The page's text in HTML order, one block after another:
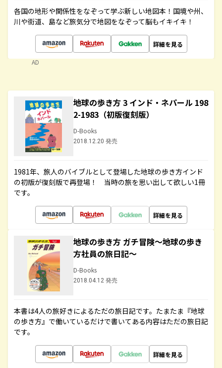
各国の地形や関係性をなぞって学ぶ新しい地図本！国境や州、
川や街道、島など旅気分で地図をなぞって脳もイキイキ！
詳細を見る
AD
地球の歩き方 3 インド・ネパール 198
2-1983（初版復刻版）
D-Books
2018.12.20 発売
1981年、旅人のバイブルとして登場した地球の歩き方インド
の初版が復刻版で再登場！ 当時の旅を思い出して欲しい1冊
です。
詳細を見る
地球の歩き方 ガチ冒険～地球の歩き
方社員の旅日記～
D-Books
2018.04.12 発売
本書は4人の旅好きによるただの旅日記です。たまたま『地球
の歩き方』で働いているだけで書いてある内容はただの旅日記
です。
詳細を見る